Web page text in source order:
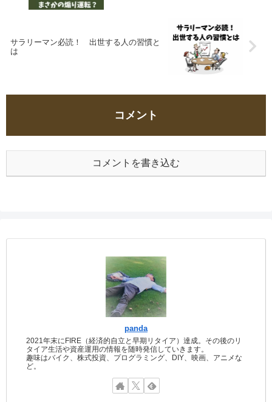
サラリーマン必読！ 出世する人の習慣と
は
コメント
コメントを書き込む
panda
2021年末にFIRE（経済的自立と早期リタイア）達成。その後のリ
タイア生活や資産運用の情報を随時発信していきます。
趣味はバイク、株式投資、プログラミング、DIY、映画、アニメな
ど。